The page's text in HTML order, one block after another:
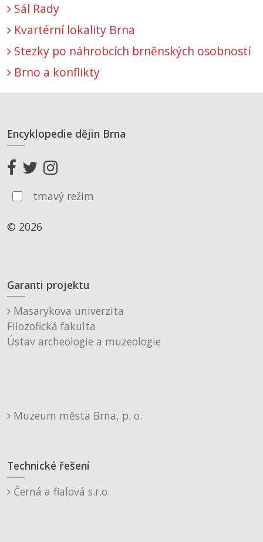
Sál Rady
Kvartérní lokality Brna
Stezky po náhrobcích brněnských osobností
Brno a konflikty
Encyklopedie dějin Brna
tmavý režim
© 2026
Garanti projektu
Masarykova univerzita
Filozofická fakulta
Ústav archeologie a muzeologie
Muzeum města Brna, p. o.
Technické řešení
Černá a fialová s.r.o.